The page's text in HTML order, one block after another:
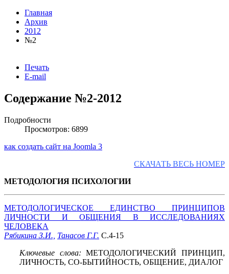
Главная
Архив
2012
№2
Печать
E-mail
Содержание №2-2012
Подробности
Просмотров: 6899
как создать сайт на Joomla 3
СКАЧАТЬ ВЕСЬ НОМЕР
МЕТОДОЛОГИЯ ПСИХОЛОГИИ
МЕТОДОЛОГИЧЕСКОЕ ЕДИНСТВО ПРИНЦИПОВ
ЛИЧНОСТИ И ОБЩЕНИЯ В ИССЛЕДОВАНИЯХ
ЧЕЛОВЕКА
Рябикина З.И., Танасов Г.Г. С.4-15
Ключевые слова: МЕТОДОЛОГИЧЕСКИЙ ПРИНЦИП,
ЛИЧНОСТЬ, СО-БЫТИЙНОСТЬ, ОБЩЕНИЕ, ДИАЛОГ